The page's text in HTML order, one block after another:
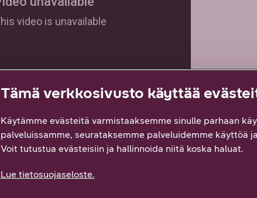
Tämä verkkosivusto käyttää
Käytämme evästeitä varmistaaksemme sinulle parhaan
palveluissamme, seurataksemme palveluidemme käyttöä
Voit tutustua evästeisiin ja hallinnoida niitä koska haluat.
Lue tietosuojaseloste.